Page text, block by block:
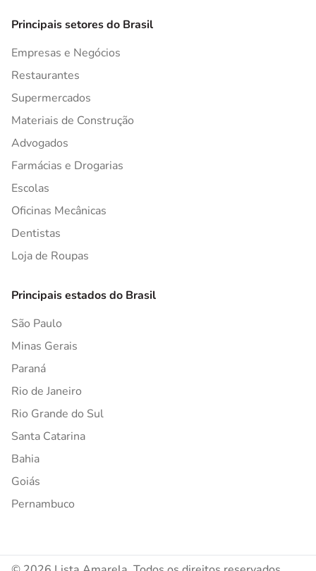
Principais setores do Brasil
Empresas e Negócios
Restaurantes
Supermercados
Materiais de Construção
Advogados
Farmácias e Drogarias
Escolas
Oficinas Mecânicas
Dentistas
Loja de Roupas
Principais estados do Brasil
São Paulo
Minas Gerais
Paraná
Rio de Janeiro
Rio Grande do Sul
Santa Catarina
Bahia
Goiás
Pernambuco